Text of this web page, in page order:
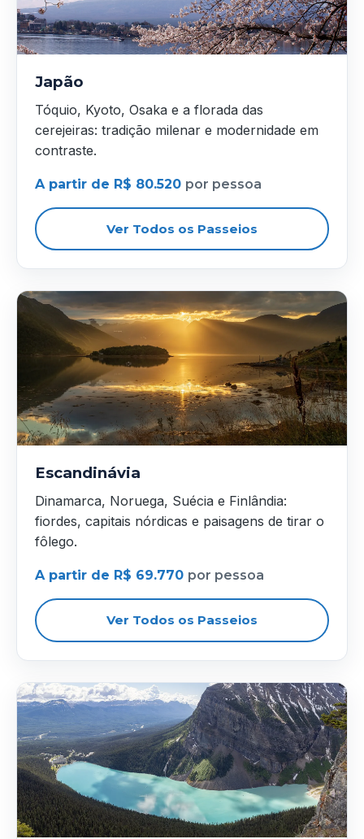
Japão
Tóquio, Kyoto, Osaka e a florada das
cerejeiras: tradição milenar e modernidade em
contraste.
A partir de R$ 80.520 por pessoa
Ver Todos os Passeios
Escandinávia
Dinamarca, Noruega, Suécia e Finlândia:
fiordes, capitais nórdicas e paisagens de tirar o
fôlego.
A partir de R$ 69.770 por pessoa
Ver Todos os Passeios